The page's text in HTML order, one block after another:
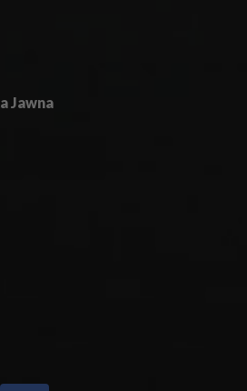
Jawna